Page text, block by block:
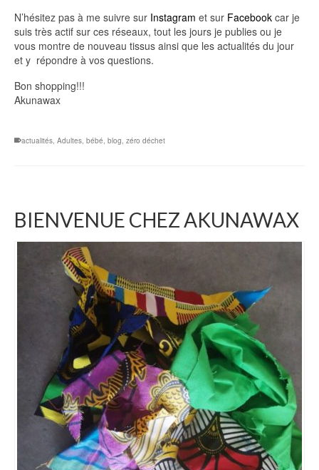
N’hésitez pas à me suivre sur Instagram et sur Facebook car je
suis très actif sur ces réseaux, tout les jours je publies ou je
vous montre de nouveau tissus ainsi que les actualités du jour
et y répondre à vos questions.
Bon shopping!!!
Akunawax
actualités, Adultes, bébé, blog, zéro déchet
BIENVENUE CHEZ AKUNAWAX